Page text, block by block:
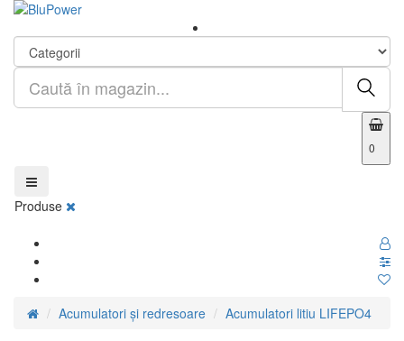
0
Produse
Acumulatori și redresoare Acumulatori litiu LIFEPO4